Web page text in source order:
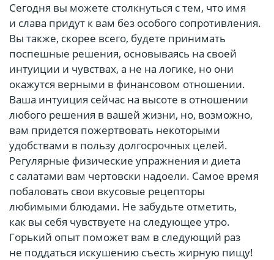
Сегодня вы можете столкнуться с тем, что имя
и слава придут к вам без особого сопротивления.
Вы также, скорее всего, будете принимать
поспешные решения, основываясь на своей
интуиции и чувствах, а не на логике, но они
окажутся верными в финансовом отношении.
Ваша интуиция сейчас на высоте в отношении
любого решения в вашей жизни, но, возможно,
вам придется пожертвовать некоторыми
удобствами в пользу долгосрочных целей.
Регулярные физические упражнения и диета
с салатами вам чертовски надоели. Самое время
побаловать свои вкусовые рецепторы
любимыми блюдами. Не забудьте отметить,
как вы себя чувствуете на следующее утро.
Горький опыт поможет вам в следующий раз
не поддаться искушению съесть жирную пищу!